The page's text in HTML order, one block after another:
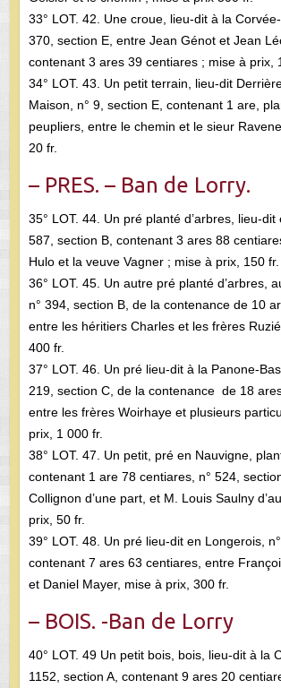
33° LOT. 42. Une croue, lieu-dit à la
370, section E, entre Jean Génot et Jean
contenant 3 ares 39 centiares ; mise à prix,
34° LOT. 43. Un petit terrain, lieu-dit
Maison, n° 9, section E, contenant 1 are,
peupliers, entre le chemin et le sieur
20 fr.
– PRES. – Ban de Lorry.
35° LOT. 44. Un pré planté d’arbres, lieu-dit
587, section B, contenant 3 ares 88
Hulo et la veuve Vagner ; mise à prix, 150 fr.
36° LOT. 45. Un autre pré planté d’arbres,
n° 394, section B, de la contenance de 10
entre les héritiers Charles et les frères
400 fr.
37° LOT. 46. Un pré lieu-dit à la Panone-
219, section C, de la contenance de 18
entre les frères Woirhaye et plusieurs
prix, 1 000 fr.
38° LOT. 47. Un petit, pré en Nauvigne,
contenant 1 are 78 centiares, n° 524,
Collignon d’une part, et M. Louis Saulny
prix, 50 fr.
39° LOT. 48. Un pré lieu-dit en Longerois,
contenant 7 ares 63 centiares, entre
et Daniel Mayer, mise à prix, 300 fr.
– BOIS. -Ban de Lorry
40° LOT. 49 Un petit bois, bois, lieu-dit à la
1152, section A, contenant 9 ares 20